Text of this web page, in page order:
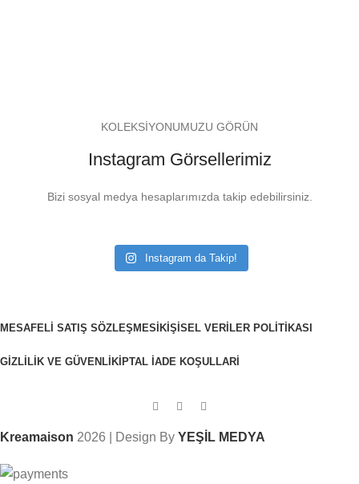
KOLEKSİYONUMUZU GÖRÜN
Instagram Görsellerimiz
Bizi sosyal medya hesaplarımızda takip edebilirsiniz.
Instagram da Takip!
MESAFELI SATIŞ SÖZLEŞMESI KIŞISEL VERILER POLITIKASI
GIZLILIK VE GÜVENLIK İPTAL İADE KOŞULLARI
Kreamaison 2026 | Design By YEŞİL MEDYA